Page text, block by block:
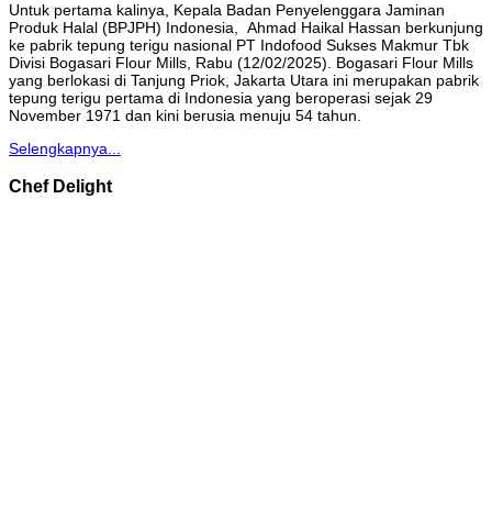
Untuk pertama kalinya, Kepala Badan Penyelenggara Jaminan
Produk Halal (BPJPH) Indonesia, Ahmad Haikal Hassan berkunjung
ke pabrik tepung terigu nasional PT Indofood Sukses Makmur Tbk
Divisi Bogasari Flour Mills, Rabu (12/02/2025). Bogasari Flour Mills
yang berlokasi di Tanjung Priok, Jakarta Utara ini merupakan pabrik
tepung terigu pertama di Indonesia yang beroperasi sejak 29
November 1971 dan kini berusia menuju 54 tahun.
Selengkapnya...
Chef Delight